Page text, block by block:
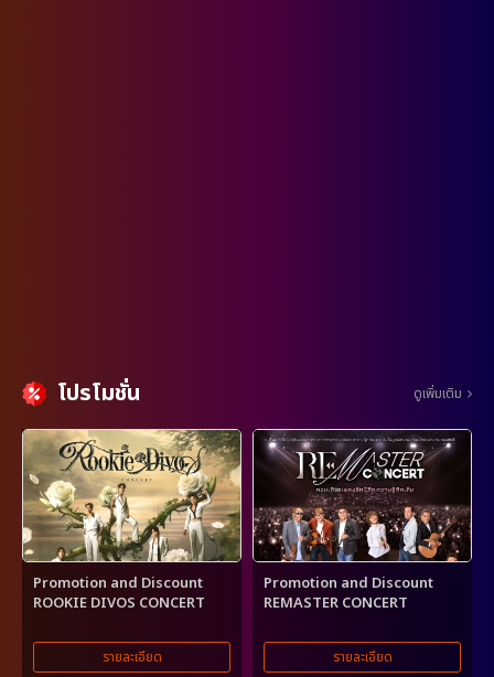
โปรโมชั่น ดูเพิ่มเติม
Promotion and Discount
ROOKIE DIVOS CONCERT
รายละเอียด
Promotion and Discount
REMASTER CONCERT
รายละเอียด